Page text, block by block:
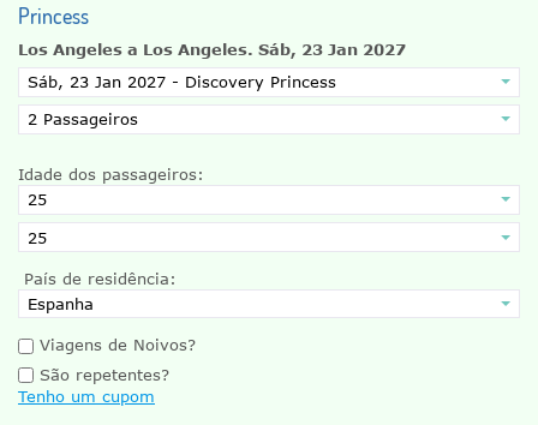
Princess
Los Angeles a Los Angeles. Sáb, 23 Jan 2027
Idade dos passageiros:
País de residência:
Viagens de Noivos?
São repetentes?
Tenho um cupom